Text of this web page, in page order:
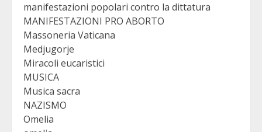
manifestazioni popolari contro la dittatura
MANIFESTAZIONI PRO ABORTO
Massoneria Vaticana
Medjugorje
Miracoli eucaristici
MUSICA
Musica sacra
NAZISMO
Omelia